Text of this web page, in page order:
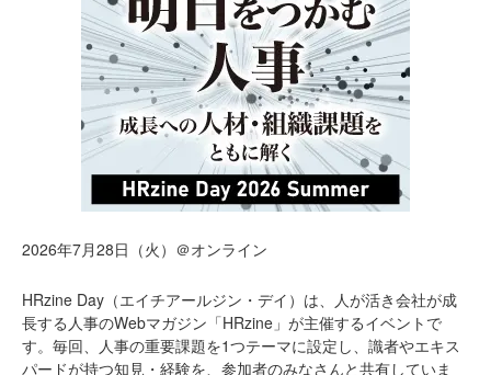
2026年7月28日（火）＠オンライン
HRzine Day（エイチアールジン・デイ）は、人が活き会社が成
長する人事のWebマガジン「HRzine」が主催するイベントで
す。毎回、人事の重要課題を1つテーマに設定し、識者やエキス
パードが持つ知見・経験を、参加者のみなさんと共有していま